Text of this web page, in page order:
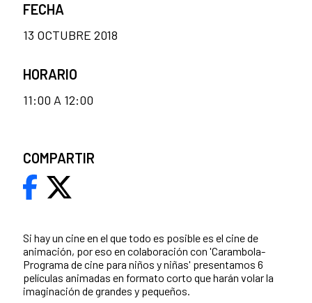
Si hay un cine en el que todo es posible es el cine de
animación, por eso en colaboración con 'Carambola-
Programa de cine para niños y niñas' presentamos 6
películas animadas en formato corto que harán volar la
imaginación de grandes y pequeños.
FECHA
13 OCTUBRE 2018
HORARIO
11:00 A 12:00
COMPARTIR